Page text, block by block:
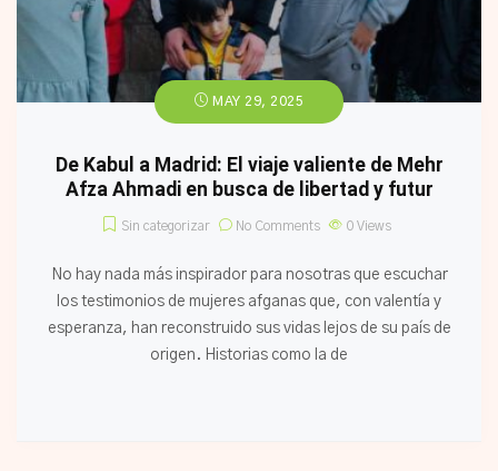
MAY 29, 2025
De Kabul a Madrid: El viaje valiente de Mehr
Afza Ahmadi en busca de libertad y futur
Sin categorizar No Comments 0 Views
No hay nada más inspirador para nosotras que escuchar
los testimonios de mujeres afganas que, con valentía y
esperanza, han reconstruido sus vidas lejos de su país de
origen. Historias como la de